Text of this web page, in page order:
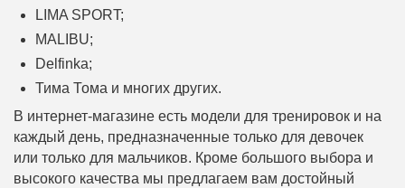
LIMA SPORT;
MALIBU;
Delfinka;
Тима Тома и многих других.
В интернет-магазине есть модели для тренировок и на
каждый день, предназначенные только для девочек
или только для мальчиков. Кроме большого выбора и
высокого качества мы предлагаем вам достойный